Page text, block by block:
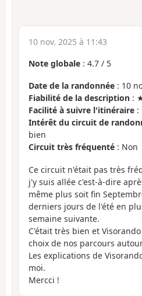
10 nov. 2025 à 11:43
Note globale : 4.7 / 5
Date de la randonnée : 10
Fiabilité de la description :
Facilité à suivre l'itinéraire
Intérêt du circuit de
bien
Circuit très fréquenté : Non
Ce circuit n'était pas très
j'y suis allée c'est-à-dire
même plus soit fin
derniers jours de l'été en
semaine suivante.
C'était très bien et
choix de nos parcours
Les explications de
moi.
Mercci !